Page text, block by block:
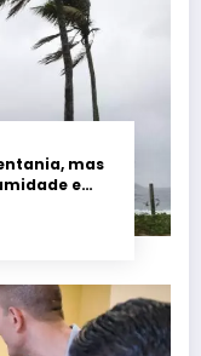
mas
e